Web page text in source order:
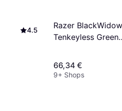
4.5
Razer
Tenkeyless Green
66,34 €
9+ Shops